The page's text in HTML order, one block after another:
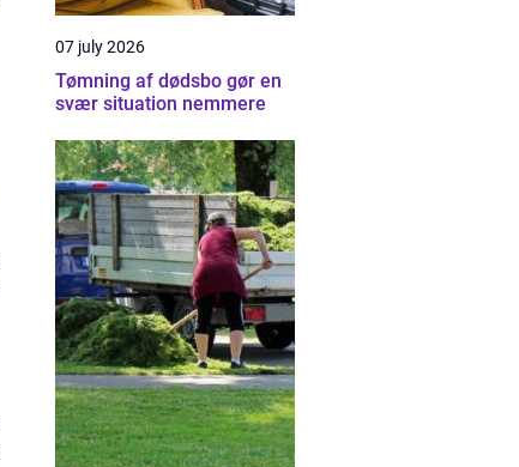
07 july 2026
Tømning af dødsbo gør en
svær situation nemmere